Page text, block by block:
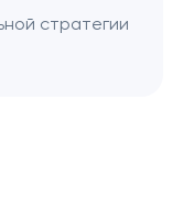
стратегии